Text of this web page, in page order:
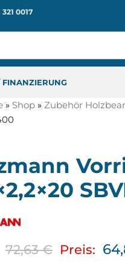
321 0017
» Shop » Zubehör
72,63€ Preis: